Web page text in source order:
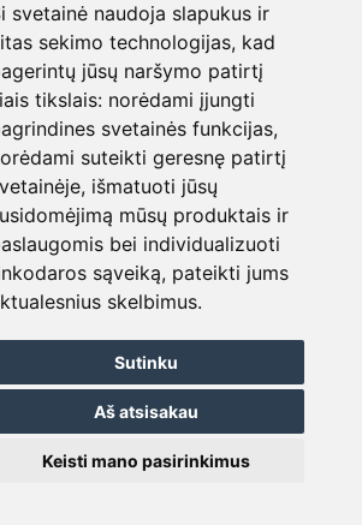
svetainė naudoja slapukus ir
sekimo technologijas, kad
jūsų naršymo patirtį
tikslais: norėdami įjungti
svetainės funkcijas,
suteikti geresnę patirtį
, išmatuoti jūsų
mūsų produktais ir
bei individualizuoti
sąveiką, pateikti jums
skelbimus.
Sutinku
Aš atsisakau
Keisti mano pasirinkimus
gimnazija